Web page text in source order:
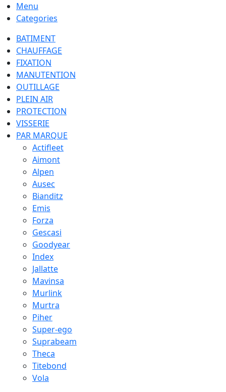
Menu
Categories
BATIMENT
CHAUFFAGE
FIXATION
MANUTENTION
OUTILLAGE
PLEIN AIR
PROTECTION
VISSERIE
PAR MARQUE
Actifleet
Aimont
Alpen
Ausec
Bianditz
Emis
Forza
Gescasi
Goodyear
Index
Jallatte
Mavinsa
Murlink
Murtra
Piher
Super-ego
Suprabeam
Theca
Titebond
Vola